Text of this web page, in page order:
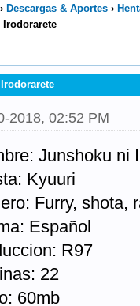
› Descargas & Aportes ›
2018, 02:52 PM
Junshoku ni
Kyuuri
Furry, shota,
Español
R97
22
60mb